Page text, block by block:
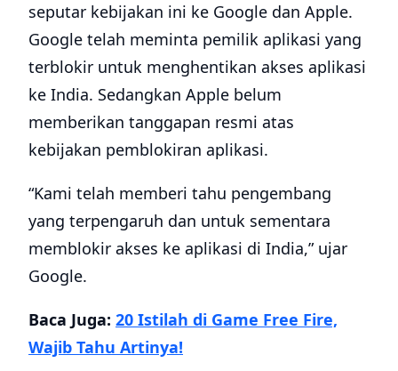
seputar kebijakan ini ke Google dan Apple.
Google telah meminta pemilik aplikasi yang
terblokir untuk menghentikan akses aplikasi
ke India. Sedangkan Apple belum
memberikan tanggapan resmi atas
kebijakan pemblokiran aplikasi.
“Kami telah memberi tahu pengembang
yang terpengaruh dan untuk sementara
memblokir akses ke aplikasi di India,” ujar
Google.
Baca Juga: 20 Istilah di Game Free Fire,
Wajib Tahu Artinya!